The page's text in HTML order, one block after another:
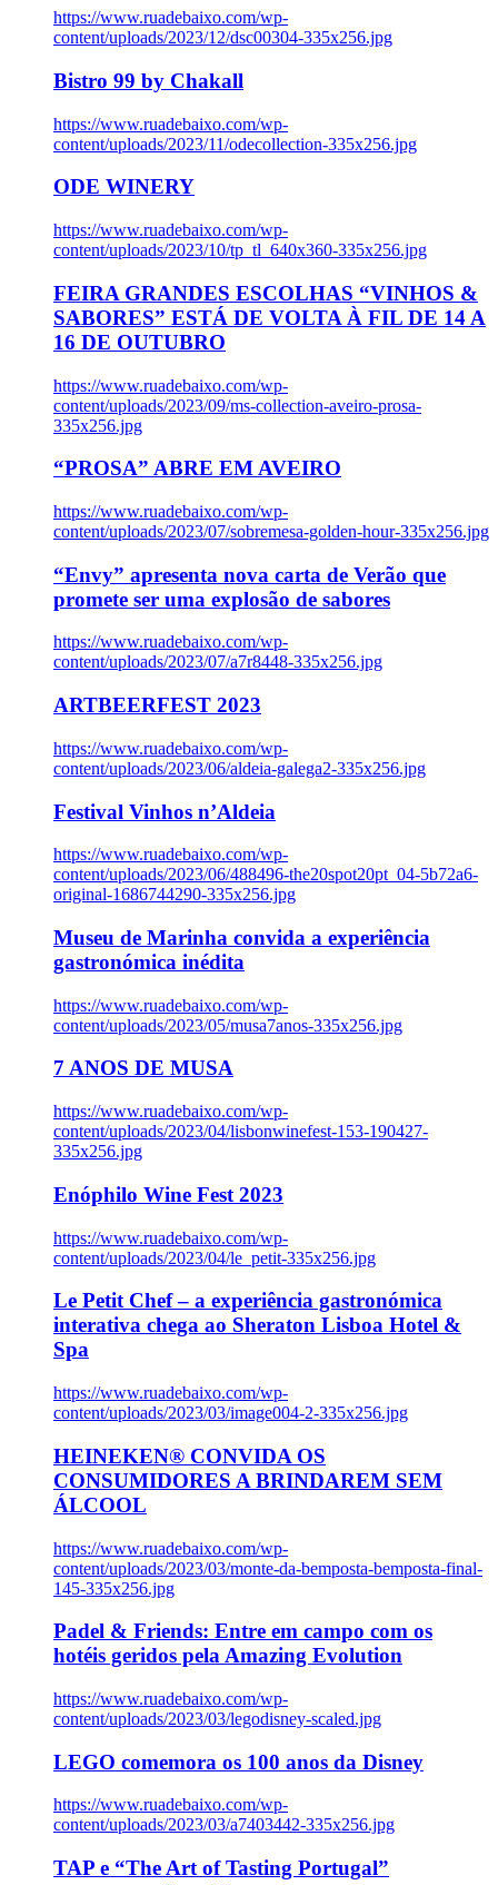
https://www.ruadebaixo.com/wp-
content/uploads/2023/12/dsc00304-335x256.jpg
Bistro 99 by Chakall
https://www.ruadebaixo.com/wp-
content/uploads/2023/11/odecollection-335x256.jpg
ODE WINERY
https://www.ruadebaixo.com/wp-
content/uploads/2023/10/tp_tl_640x360-335x256.jpg
FEIRA GRANDES ESCOLHAS “VINHOS &
SABORES” ESTÁ DE VOLTA À FIL DE 14 A
16 DE OUTUBRO
https://www.ruadebaixo.com/wp-
content/uploads/2023/09/ms-collection-aveiro-prosa-
335x256.jpg
“PROSA” ABRE EM AVEIRO
https://www.ruadebaixo.com/wp-
content/uploads/2023/07/sobremesa-golden-hour-335x256.jpg
“Envy” apresenta nova carta de Verão que
promete ser uma explosão de sabores
https://www.ruadebaixo.com/wp-
content/uploads/2023/07/a7r8448-335x256.jpg
ARTBEERFEST 2023
https://www.ruadebaixo.com/wp-
content/uploads/2023/06/aldeia-galega2-335x256.jpg
Festival Vinhos n’Aldeia
https://www.ruadebaixo.com/wp-
content/uploads/2023/06/488496-the20spot20pt_04-5b72a6-
original-1686744290-335x256.jpg
Museu de Marinha convida a experiência
gastronómica inédita
https://www.ruadebaixo.com/wp-
content/uploads/2023/05/musa7anos-335x256.jpg
7 ANOS DE MUSA
https://www.ruadebaixo.com/wp-
content/uploads/2023/04/lisbonwinefest-153-190427-
335x256.jpg
Enóphilo Wine Fest 2023
https://www.ruadebaixo.com/wp-
content/uploads/2023/04/le_petit-335x256.jpg
Le Petit Chef – a experiência gastronómica
interativa chega ao Sheraton Lisboa Hotel &
Spa
https://www.ruadebaixo.com/wp-
content/uploads/2023/03/image004-2-335x256.jpg
HEINEKEN® CONVIDA OS
CONSUMIDORES A BRINDAREM SEM
ÁLCOOL
https://www.ruadebaixo.com/wp-
content/uploads/2023/03/monte-da-bemposta-bemposta-final-
145-335x256.jpg
Padel & Friends: Entre em campo com os
hotéis geridos pela Amazing Evolution
https://www.ruadebaixo.com/wp-
content/uploads/2023/03/legodisney-scaled.jpg
LEGO comemora os 100 anos da Disney
https://www.ruadebaixo.com/wp-
content/uploads/2023/03/a7403442-335x256.jpg
TAP e “The Art of Tasting Portugal”